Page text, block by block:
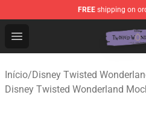
FREE shipping on
Open menu
Twisted Wonderland
Início/Disney Twisted
Disney Twisted Wonderland